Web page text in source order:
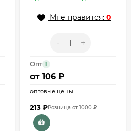
Мне нравится: 0
- +
Опт i
от 106 ₽
оптовые цены
213 ₽Розница от 1000 ₽